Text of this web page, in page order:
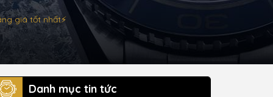
giá tốt nhất⚡️
Danh mục tin tức